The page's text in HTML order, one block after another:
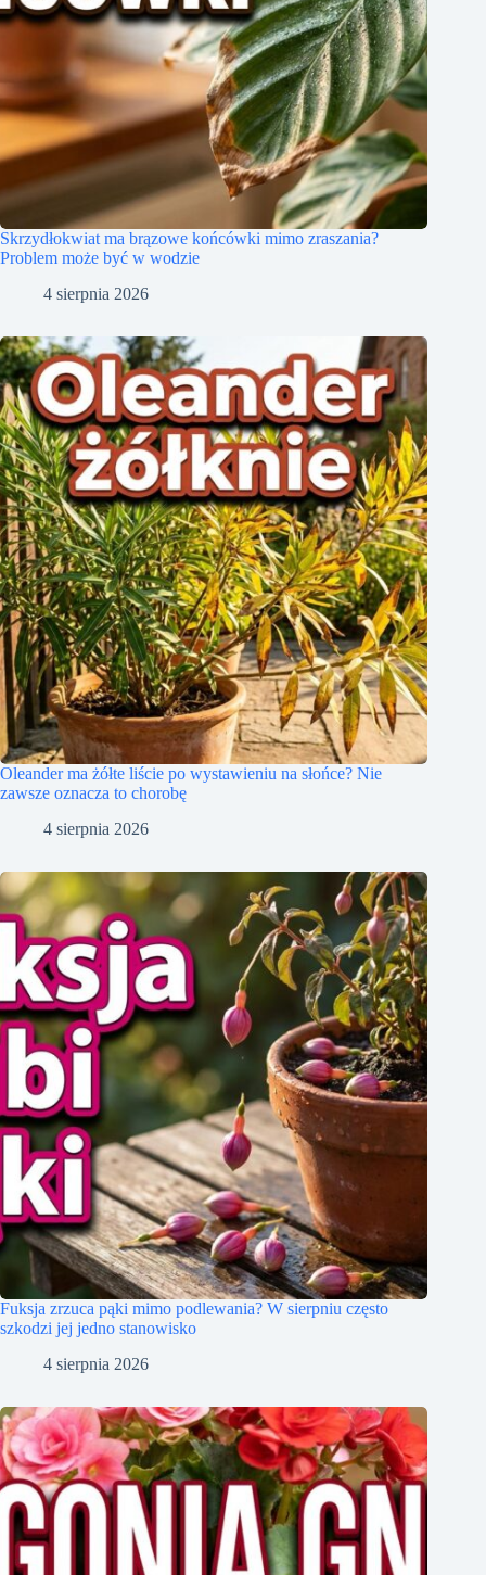
Skrzydłokwiat ma brązowe końcówki mimo zraszania?
Problem może być w wodzie
4 sierpnia 2026
Oleander ma żółte liście po wystawieniu na słońce? Nie
zawsze oznacza to chorobę
4 sierpnia 2026
Fuksja zrzuca pąki mimo podlewania? W sierpniu często
szkodzi jej jedno stanowisko
4 sierpnia 2026